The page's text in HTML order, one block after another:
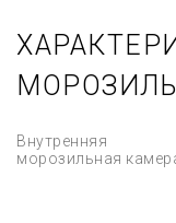
Внутренняя
морозильная